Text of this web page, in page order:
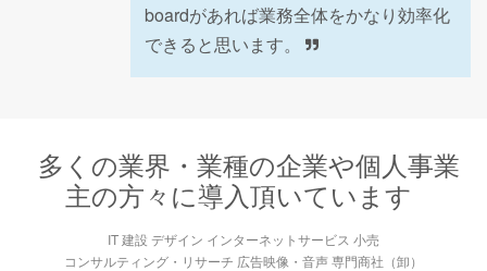
boardがあれば業務全体をかなり効率化
できると思います。
多くの業界・業種の企業や個人事業
主の方々に導入頂いています
IT 建設 デザイン インターネットサービス 小売
コンサルティング・リサーチ 広告映像・音声 専門商社（卸）